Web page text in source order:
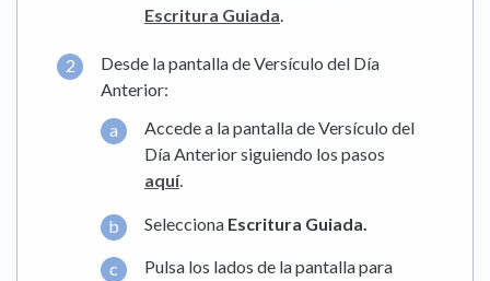
Escritura Guiada.
Desde la pantalla de Versículo del Día
Anterior:
Accede a la pantalla de Versículo del
Día Anterior siguiendo los pasos
aquí.
Selecciona Escritura Guiada.
Pulsa los lados de la pantalla para